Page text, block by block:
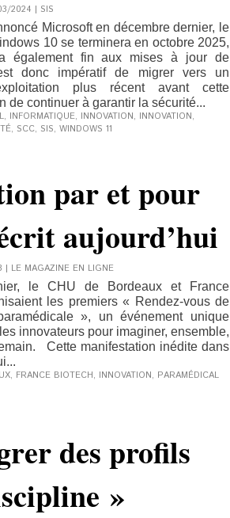
2024 | SIS
Microsoft en décembre dernier, le
10 se terminera en octobre 2025,
également fin aux mises à jour de
donc impératif de migrer vers un
plus récent avant cette
de continuer à garantir la sécurité...
, INFORMATIQUE, INNOVATION, INNOVATION,
, SCC, SIS, WINDOWS 11
par et pour
aujourd’hui
| LE MAGAZINE EN LIGNE
le CHU de Bordeaux et France
les premiers « Rendez-vous de
», un événement unique
innovateurs pour imaginer, ensemble,
Cette manifestation inédite dans
, FRANCE BIOTECH, INNOVATION, PARAMÉDICAL
des profils
»